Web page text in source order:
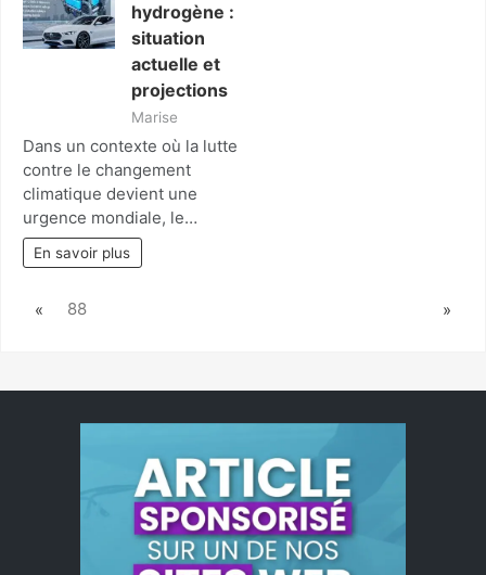
hydrogène :
situation
actuelle et
projections
Marise
Dans un contexte où la lutte
contre le changement
climatique devient une
urgence mondiale, le…
En savoir plus
Page:
Previous
« 88 Next
»